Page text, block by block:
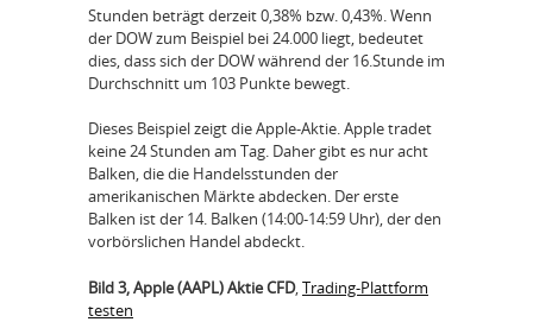
Stunden beträgt derzeit 0,38% bzw. 0,43%. Wenn
der DOW zum Beispiel bei 24.000 liegt, bedeutet
dies, dass sich der DOW während der 16.Stunde im
Durchschnitt um 103 Punkte bewegt.
Dieses Beispiel zeigt die Apple-Aktie. Apple tradet
keine 24 Stunden am Tag. Daher gibt es nur acht
Balken, die die Handelsstunden der
amerikanischen Märkte abdecken. Der erste
Balken ist der 14. Balken (14:00-14:59 Uhr), der den
vorbörslichen Handel abdeckt.
Bild 3, Apple (AAPL) Aktie CFD,Trading-Plattform
testen